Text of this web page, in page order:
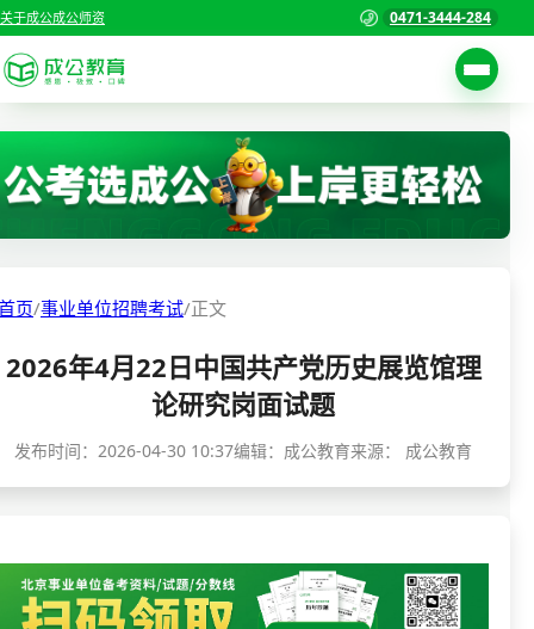
关于成公成公师资 0471-3444-284
考试公告
职位表
准考证打印
成绩查询
分数线
面试补录
历年真题
首页
国家公务员考试
三支一扶考试
警察/辅警考试
国企/银行考试
页/事业单位招聘考试/正文
2026年4月22日中国共产党历史展览馆理
论研究岗面试题
发布时间： 2026-04-30 10:37编辑：成公教育来源： 成公教育